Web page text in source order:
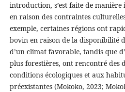
introduction, s’est faite de
en raison des contraintes
exemple, certaines régions ont
bovin en raison de la disponibilité
d’un climat favorable, tandis que
plus forestières, ont rencontré des
conditions écologiques et aux
préexistantes (Mokoko, 2023;